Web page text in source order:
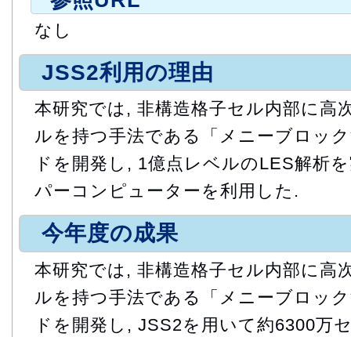
なし
JSS2利用の理由
本研究では, 非構造格子セル内部に高
ルを持つ手法である「メニーブロッ
ドを開発し, 1億点レベルのLES解析
パーコンピューターを利用した.
今年度の成果
本研究では, 非構造格子セル内部に高
ルを持つ手法である「メニーブロッ
ドを開発し, JSS2を用いて約6300万